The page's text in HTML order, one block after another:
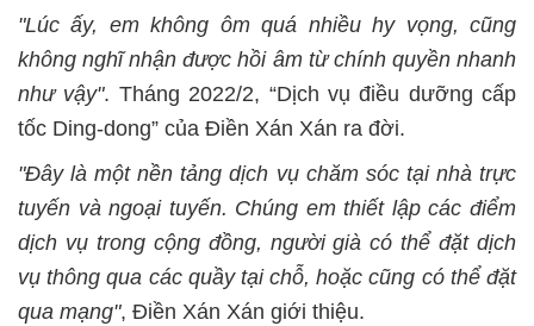
"Lúc ấy, em không ôm quá nhiều hy vọng, cũng
không nghĩ nhận được hồi âm từ chính quyền nhanh
như vậy". Tháng 2022/2, “Dịch vụ điều dưỡng cấp
tốc Ding-dong” của Điền Xán Xán ra đời.
"Đây là một nền tảng dịch vụ chăm sóc tại nhà trực
tuyến và ngoại tuyến. Chúng em thiết lập các điểm
dịch vụ trong cộng đồng, người già có thể đặt dịch
vụ thông qua các quầy tại chỗ, hoặc cũng có thể đặt
qua mạng", Điền Xán Xán giới thiệu.